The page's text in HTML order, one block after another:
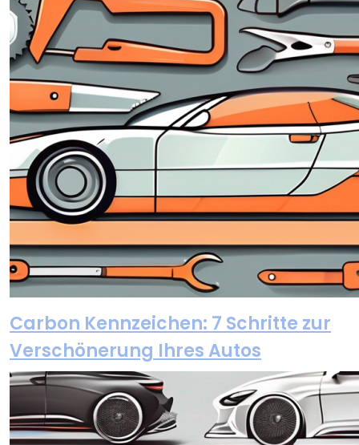
Carbon Kennzeichen: 7 Schritte zur
Verschönerung Ihres Autos